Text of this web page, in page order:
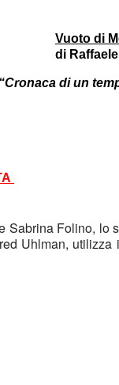
Vuoto di
di
“Cronaca di un
Sabrina Folino, lo
Uhlman, utilizza